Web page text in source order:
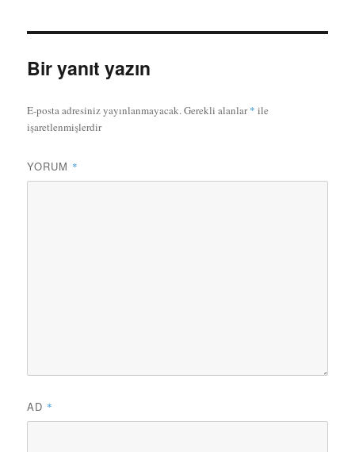
h
e
Bir yanıt yazın
E-posta adresiniz yayınlanmayacak. Gerekli alanlar* ile
işaretlenmişlerdir
YORUM *
AD *